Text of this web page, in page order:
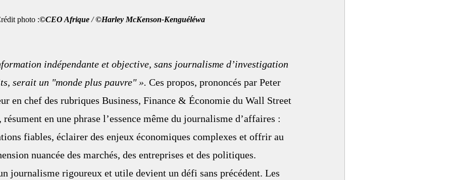
Crédit photo :
©CEO Afrique / ©Harley McKenson-Kenguéléwa
indépendante et objective, sans journalisme d’investigation
serait un "monde plus pauvre" ». Ces propos, prononcés par Peter
en chef des rubriques Business, Finance & Économie du Wall Street
en une phrase l’essence même du journalisme d’affaires :
fiables, éclairer des enjeux économiques complexes et offrir au
nuancée des marchés, des entreprises et des politiques.
journalisme rigoureux et utile devient un défi sans précédent. Les